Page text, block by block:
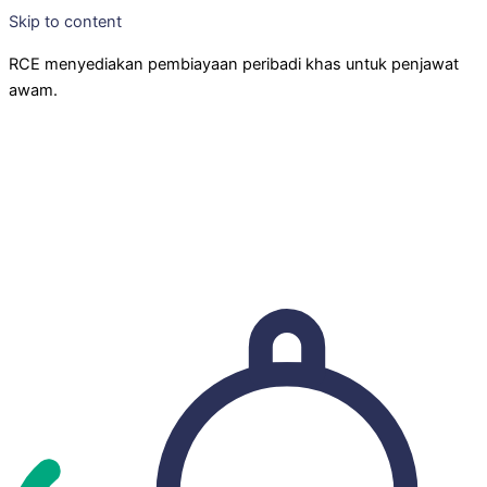
Skip to content
RCE menyediakan pembiayaan peribadi khas untuk penjawat
awam.